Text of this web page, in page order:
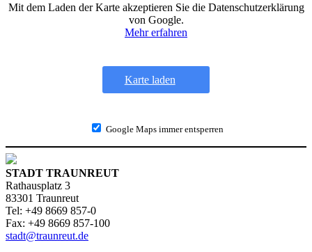
Mit dem Laden der Karte akzeptieren Sie die Datenschutzerklärung
von Google.
Mehr erfahren
Karte laden
Google Maps immer entsperren
STADT TRAUNREUT
Rathausplatz 3
83301 Traunreut
Tel: +49 8669 857-0
Fax: +49 8669 857-100
stadt@traunreut.de